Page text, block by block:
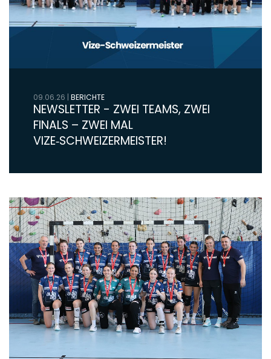
09.06.26 | BERICHTE
NEWSLETTER - ZWEI TEAMS, ZWEI
FINALS – ZWEI MAL
VIZE‑SCHWEIZERMEISTER!